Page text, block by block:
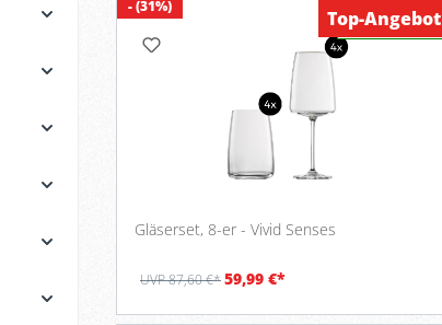
- (31%)
Gläserset, 8-er - Vivid Senses
UVP 87,60 €*59,99 €*
Verfügbar
Top-Angebot